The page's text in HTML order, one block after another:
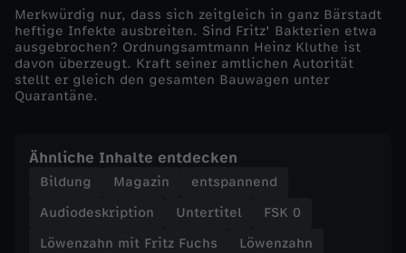
r
i
t
z
F
u
Merkwürdig nur, dass sich zeitgleich in ganz Bärstadt
heftige Infekte ausbreiten. Sind Fritz' Bakterien etwa
ausgebrochen? Ordnungsamtmann Heinz Kluthe ist
davon überzeugt. Kraft seiner amtlichen Autorität
stellt er gleich den gesamten Bauwagen unter
Quarantäne.
Ähnliche Inhalte entdecken
Bildung Magazin
entspannend
Audiodeskription
Untertitel
FSK 0
Löwenzahn mit Fritz Fuchs
Löwenzahn